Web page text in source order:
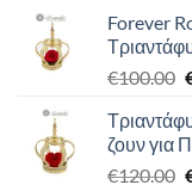
Forever
€100.00
ζουν για
€120.00